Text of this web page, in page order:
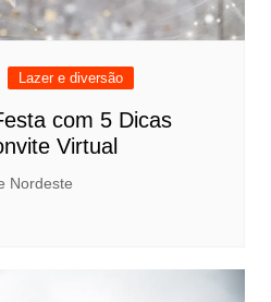
Lazer e diversão
com 5 Dicas
Virtual
Nordeste